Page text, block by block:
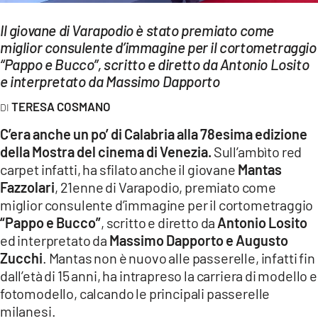
LAC NETWORK
LAC ONAIR
LaC
LACPLAY.IT
LACTV.IT
LACONAIR.IT
LACITYMAG.IT
ILREGGINO.IT
COSENZACHANNEL.IT
Il giovane di Varapodio è stato premiato come
miglior consulente d’immagine per il cortometraggio
“Pappo e Bucco”, scritto e diretto da Antonio Losito
e interpretato da Massimo Dapporto
TERESA COSMANO
C’era anche un po’ di Calabria alla 78esima edizione
della Mostra del cinema di Venezia. Sull’ambìto red
carpet infatti, ha sfilato anche il giovane Mantas
Fazzolari, 21enne di Varapodio, premiato come
miglior consulente d’immagine per il cortometraggio
“Pappo e Bucco”, scritto e diretto da Antonio Losito
ed interpretato da Massimo Dapporto e Augusto
Zucchi . Mantas non è nuovo alle passerelle, infatti fin
dall’età di 15 anni, ha intrapreso la carriera di modello e
fotomodello, calcando le principali passerelle
milanesi.